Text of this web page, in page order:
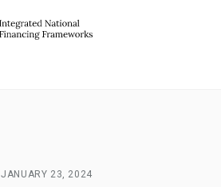
JANUARY 23, 2024